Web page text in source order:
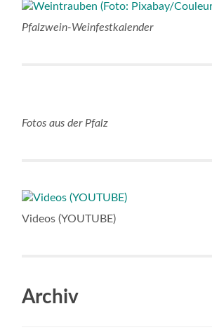
Pfalzwein-Weinfestkalender
Fotos aus der Pfalz
Videos (YOUTUBE)
Archiv